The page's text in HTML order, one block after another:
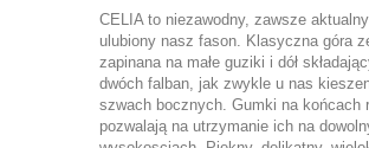
CELIA to niezawodny, zawsze
ulubiony nasz fason. Klasyczna góra
zapinana na małe guziki i dół
dwóch falban, jak zwykle u nas
szwach bocznych. Gumki na końcach
pozwalają na utrzymanie ich na